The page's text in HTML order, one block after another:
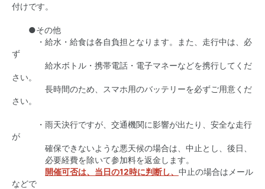
付けです。
●その他
・給水・給食は各自負担となります。また、走行中は、必
ず
給水ボトル・携帯電話・電子マネーなどを携行してくだ
さい。
長時間のため、スマホ用のバッテリーを必ずご用意くだ
さい。
・雨天決行ですが、交通機関に影響が出たり、安全な走行
が
確保できないような悪天候の場合は、中止とし、後日、
必要経費を除いて参加料を返金します。
開催可否は、当日の12時に判断し、 中止の場合はメール
などで